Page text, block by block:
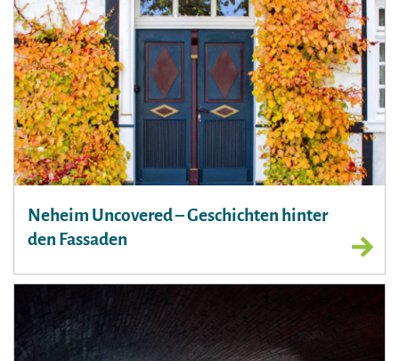
Neheim Uncovered – Geschichten hinter
den Fassaden